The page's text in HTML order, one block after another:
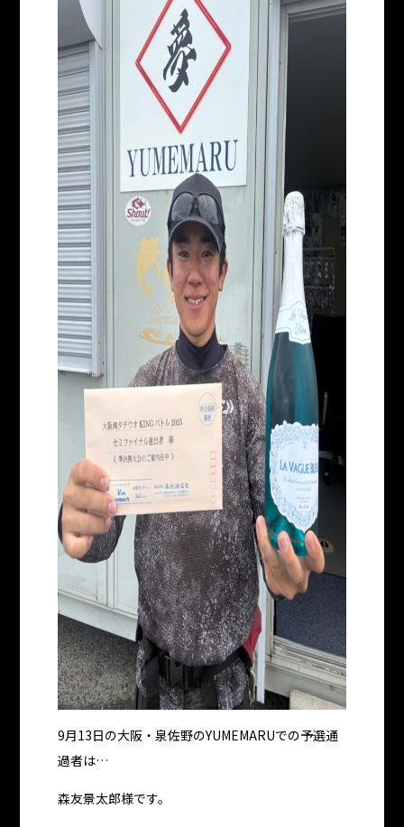
9月13日の大阪・泉佐野のYUMEMARUでの予選通
過者は…
森友景太郎様です。